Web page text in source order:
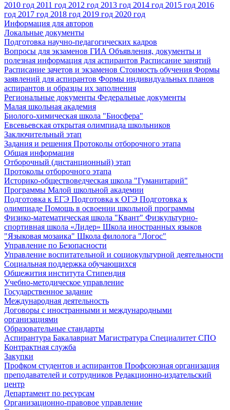
2010 год 2011 год 2012 год 2013 год 2014 год 2015 год 2016
год 2017 год 2018 год 2019 год 2020 год
Информация для авторов
Локальные документы
Подготовка научно-педагогических кадров
Вопросы для экзаменов ГИА Объявления, документы и
полезная информация для аспирантов Расписание занятий
Расписание зачетов и экзаменов Стоимость обучения Формы
заявлений для аспирантов Формы индивидуальных планов
аспирантов и образцы их заполнения
Региональные документы Федеральные документы
Малая школьная академия
Биолого-химическая школа "Биосфера"
Евсевьевская открытая олимпиада школьников
Заключительный этап
Задания и решения Протоколы отборочного этапа
Общая информация
Отборочный (дистанционный) этап
Протоколы отборочного этапа
Историко-обществоведческая школа "Гуманитарий"
Программы Малой школьной академии
Подготовка к ЕГЭ Подготовка к ОГЭ Подготовка к
олимпиаде Помощь в освоении школьной программы
Физико-математическая школа "Квант" Физкультурно-
спортивная школа «Лидер» Школа иностранных языков
"Языковая мозаика" Школа филолога "Логос"
Управление по Безопасности
Управление воспитательной и социокультурной деятельности
Социальная поддержка обучающихся
Общежития института Стипендия
Учебно-методическое управление
Государственное задание
Международная деятельность
Договоры с иностранными и международными
организациями
Образовательные стандарты
Аспирантура Бакалавриат Магистратура Специалитет СПО
Контрактная служба
Закупки
Профком студентов и аспирантов Профсоюзная организация
преподавателей и сотрудников Редакционно-издательский
центр
Департамент по ресурсам
Организационно-правовое управление